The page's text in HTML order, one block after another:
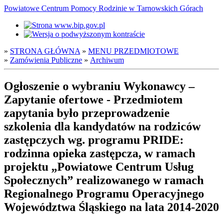
Powiatowe Centrum Pomocy Rodzinie w Tarnowskich Górach
» STRONA GŁÓWNA » MENU PRZEDMIOTOWE
» Zamówienia Publiczne » Archiwum
Ogłoszenie o wybraniu Wykonawcy –
Zapytanie ofertowe - Przedmiotem
zapytania było przeprowadzenie
szkolenia dla kandydatów na rodziców
zastępczych wg. programu PRIDE:
rodzinna opieka zastępcza, w ramach
projektu „Powiatowe Centrum Usług
Społecznych” realizowanego w ramach
Regionalnego Programu Operacyjnego
Województwa Śląskiego na lata 2014-2020